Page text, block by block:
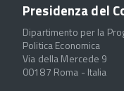
Presidenza del
Dipartimento per la
Politica Economica
Via della Mercede 9
00187 Roma - Italia